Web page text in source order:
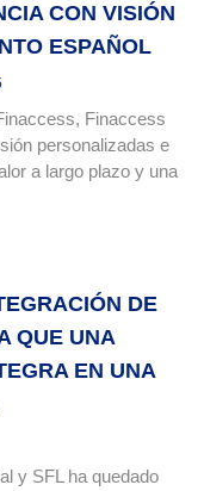
CON VISIÓN
ESPAÑOL
Finaccess
personalizadas e
a largo plazo y una
DE
QUE UNA
EN UNA
y SFL ha quedado